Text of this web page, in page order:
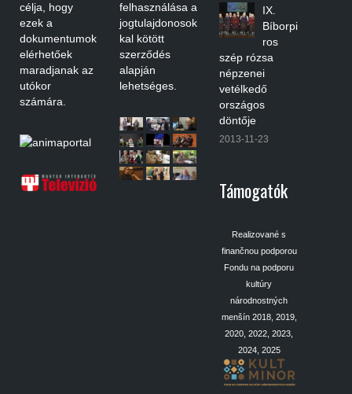
célja, hogy
ezek a
dokumentumok
elérhetőek
maradjanak az
utókor
számára.
felhasználása a
jogtulajdonosok
kal kötött
szerződés
alapján
lehetséges.
IX.
Bíborpi
ros
szép rózsa
népzenei
vetélkedő
országos
döntője
2013-11-23
Támogatók
Realizované s
finančnou podporou
Fondu na podporu
kultúry
národnostných
menšín 2018, 2019,
2020, 2022, 2023,
2024, 2025